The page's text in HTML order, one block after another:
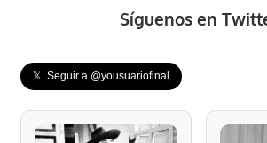
Síguenos en
𝕏 Seguir a @yousuariofinal